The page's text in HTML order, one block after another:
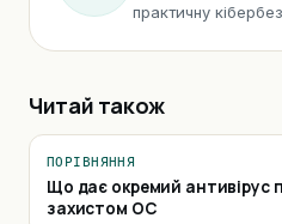
практичну
Читай також
ПОРІВНЯННЯ
Що дає окремий антивірус
захистом ОС